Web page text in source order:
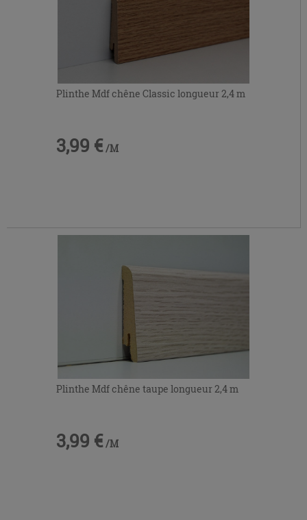
Plinthe Mdf chêne Classic longueur 2,4 m
3,99 € /M
Plinthe Mdf chêne taupe longueur 2,4 m
3,99 € /M